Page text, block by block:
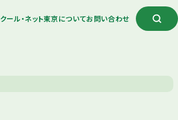
クール・ネット東京についてお問い合わせ